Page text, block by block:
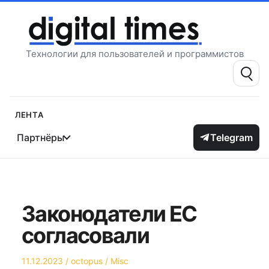
содержимому
Технологии для пользователей и программистов
Поиск:
Лента
Партнёры Telegram
Законодатели ЕС
согласовали
Опубликовано
11.12.2023 Автор
octopus
Опубликовано
Misc